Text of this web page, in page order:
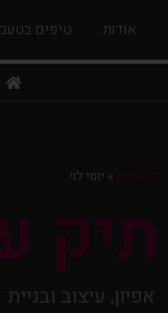
אודות טיפים
דף הבית » יוסי לוי
תיק
אפיון, עיצוב